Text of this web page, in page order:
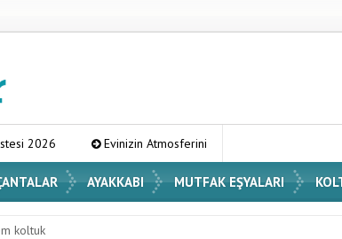
Atmosferini Değiştirecek En Şık Vazo Modelleri ve
AYAKKABI MUTFAK EŞYALARI
koltuk